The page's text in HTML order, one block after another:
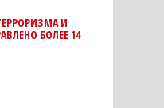
И
БОЛЕЕ 14